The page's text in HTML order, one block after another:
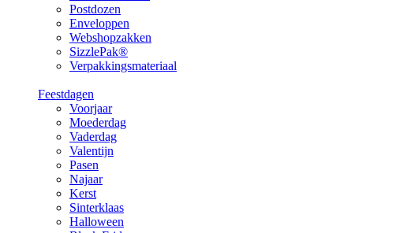
Postdozen
Enveloppen
Webshopzakken
SizzlePak®
Verpakkingsmateriaal
Feestdagen
Voorjaar
Moederdag
Vaderdag
Valentijn
Pasen
Najaar
Kerst
Sinterklaas
Halloween